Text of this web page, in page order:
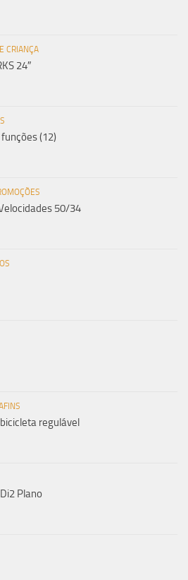
CRIANÇA
24″
(12)
50/34
regulável
Plano